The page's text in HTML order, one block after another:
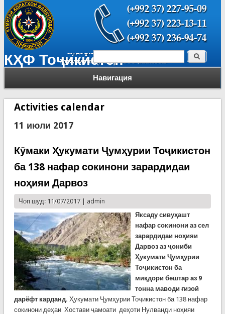
КҲФ Тоҷикистон
Навигация
Форма поиска Поиск
Activities calendar
11 июли 2017
Кӯмаки Ҳукумати Ҷумҳурии Тоҷикистон
ба 138 нафар сокинони зарардидаи
ноҳияи Дарвоз
Чоп шуд: 11/07/2017 | admin
Яксаду сивуҳашт
нафар сокинони аз сел
зарардидаи ноҳияи
Дарвоз аз ҷониби
Ҳукумати Ҷумҳурии
Тоҷикистон ба
миқдори бештар аз 9
тонна маводи ғизоӣ
дарёфт карданд. Ҳукумати Ҷумҳурии Тоҷикистон ба 138 нафар
сокинони деҳаи Хостави ҷамоати деҳоти Нулванди ноҳияи